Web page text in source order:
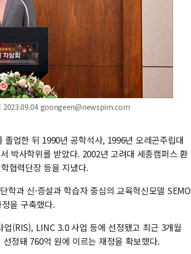
] 2023.09.04 goongeen@newspim.com
업한 뒤 1990년 공학석사, 1996년 오레곤주립대
박사학위를 받았다. 2002년 고려대 세종캠퍼스 환
협력단장 등을 지냈다.
학과 신·증설과 학습자 중심의 교육혁신모델 SEMO
을 구축했다.
(RIS), LINC 3.0 사업 등에 선정됐고 최근 3개월
정돼 760억 원에 이르는 재정을 확보했다.